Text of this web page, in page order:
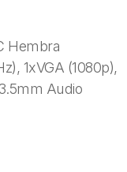
Hembra
1xVGA (1080p),
Audio